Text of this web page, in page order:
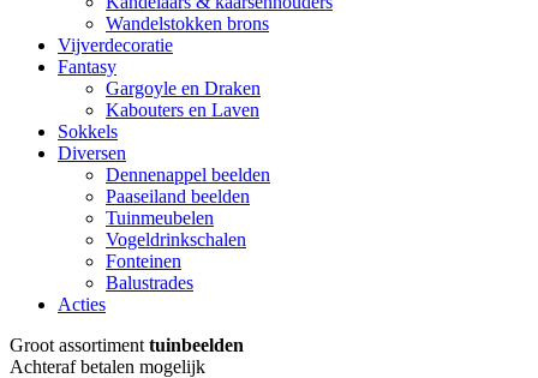
Wandelstokken brons
Vijverdecoratie
Fantasy
Gargoyle en Draken
Kabouters en Laven
Sokkels
Diversen
Dennenappel beelden
Paaseiland beelden
Tuinmeubelen
Vogeldrinkschalen
Fonteinen
Balustrades
Acties
Groot assortiment tuinbeelden
Achteraf betalen mogelijk